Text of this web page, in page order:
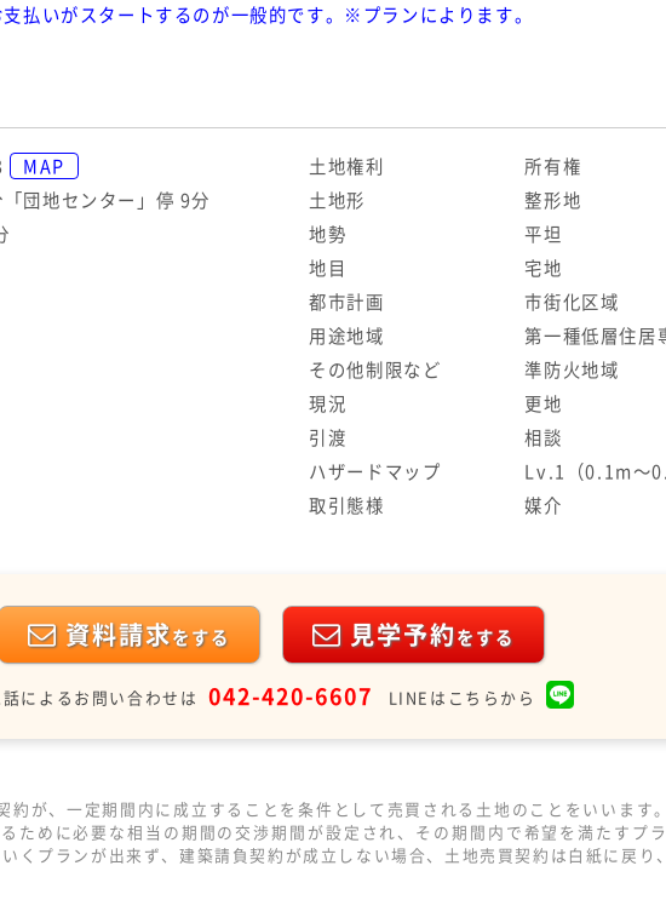
払いがスタートするのが一般的です。※プランによります。
MAP
団地センター」停 9分
土地権利
所有権
土地形
整形地
地勢
平坦
地目
宅地
都市計画
市街化区域
用途地域
第一種低層住居
その他制限など
準防火地域
現況
更地
引渡
相談
ハザードマップ
Lv.1（0.1m～
取引態様
媒介
資料請求をする 見学予約をする
によるお問い合わせは 042-420-6607 LINEはこちらから
が、一定期間内に成立することを条件として売買される土地のことをいいます
ために必要な相当の期間の交渉期間が設定され、その期間内で希望を満たすプ
くプランが出来ず、建築請負契約が成立しない場合、土地売買契約は白紙に戻